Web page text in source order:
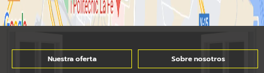
Nuestra oferta Sobre nosotros